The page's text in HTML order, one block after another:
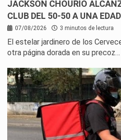
JACKSON CHOURIO
CLUB DEL 50-50 A UNA
07/08/2026 3 minutos de lectura
El estelar jardinero de los
otra página dorada en su precoz…